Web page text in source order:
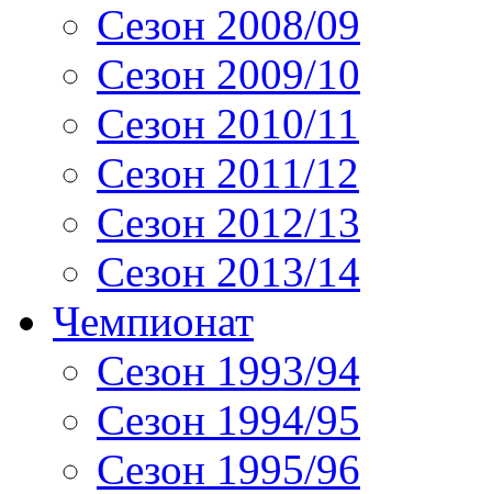
Сезон 2008/09
Сезон 2009/10
Сезон 2010/11
Сезон 2011/12
Сезон 2012/13
Сезон 2013/14
Чемпионат
Сезон 1993/94
Сезон 1994/95
Сезон 1995/96